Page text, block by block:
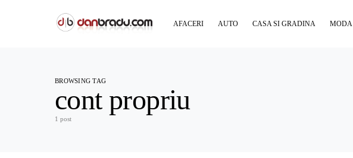
AFACERI AUTO CASA SI GRADINA MODA
BROWSING TAG
cont propriu
1 post